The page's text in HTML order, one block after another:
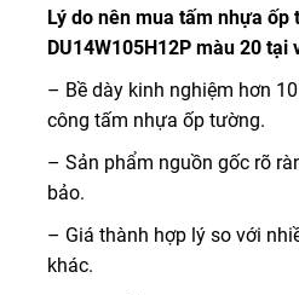
Lý do nên mua tấm nhựa ốp
DU14W105H12P màu 20 tại
– Bề dày kinh nghiệm hơn
công tấm nhựa ốp tường.
– Sản phẩm nguồn gốc rõ
bảo.
– Giá thành hợp lý so với
khác.